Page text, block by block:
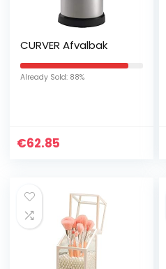
CURVER Afvalbak
Already Sold: 88%
€62.85